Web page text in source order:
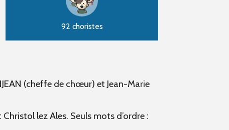
92 choristes
(cheffe de chœur) et Jean-Marie
lez Ales. Seuls mots d’ordre :